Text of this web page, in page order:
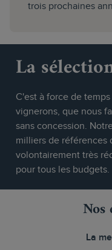
trois prochaines
La
C'est à force de
vignerons, que nous
sans concession.
milliers de références
volontairement très
pour tous les budgets.
Nos
La